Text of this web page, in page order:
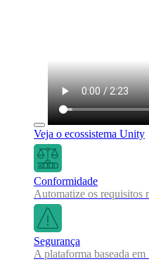
Veja o ecossistema Unity
Conformidade
Automatize os requisitos
Segurança
A plataforma baseada